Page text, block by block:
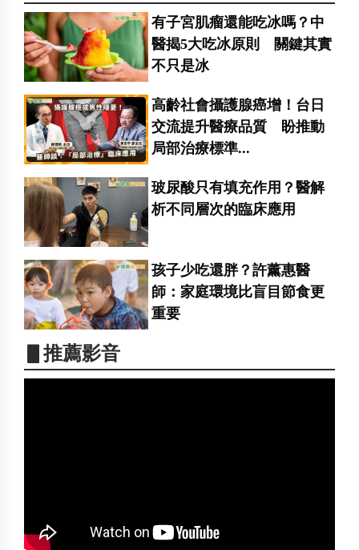
有子宮肌瘤還能吃冰嗎？中
醫揭5大吃冰原則 關鍵其實
不只是冰
高齡社會攝護腺癌增！台日
交流提升醫療品質 盼推動
局部治療標準...
玻尿酸只有填充作用？醫解
析不同層次的臨床應用
孩子少吃還胖？許薰惠醫
師：家庭環境比盲目節食更
重要
▋推薦影音